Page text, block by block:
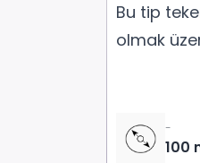
Bu tip
olmak
-
100